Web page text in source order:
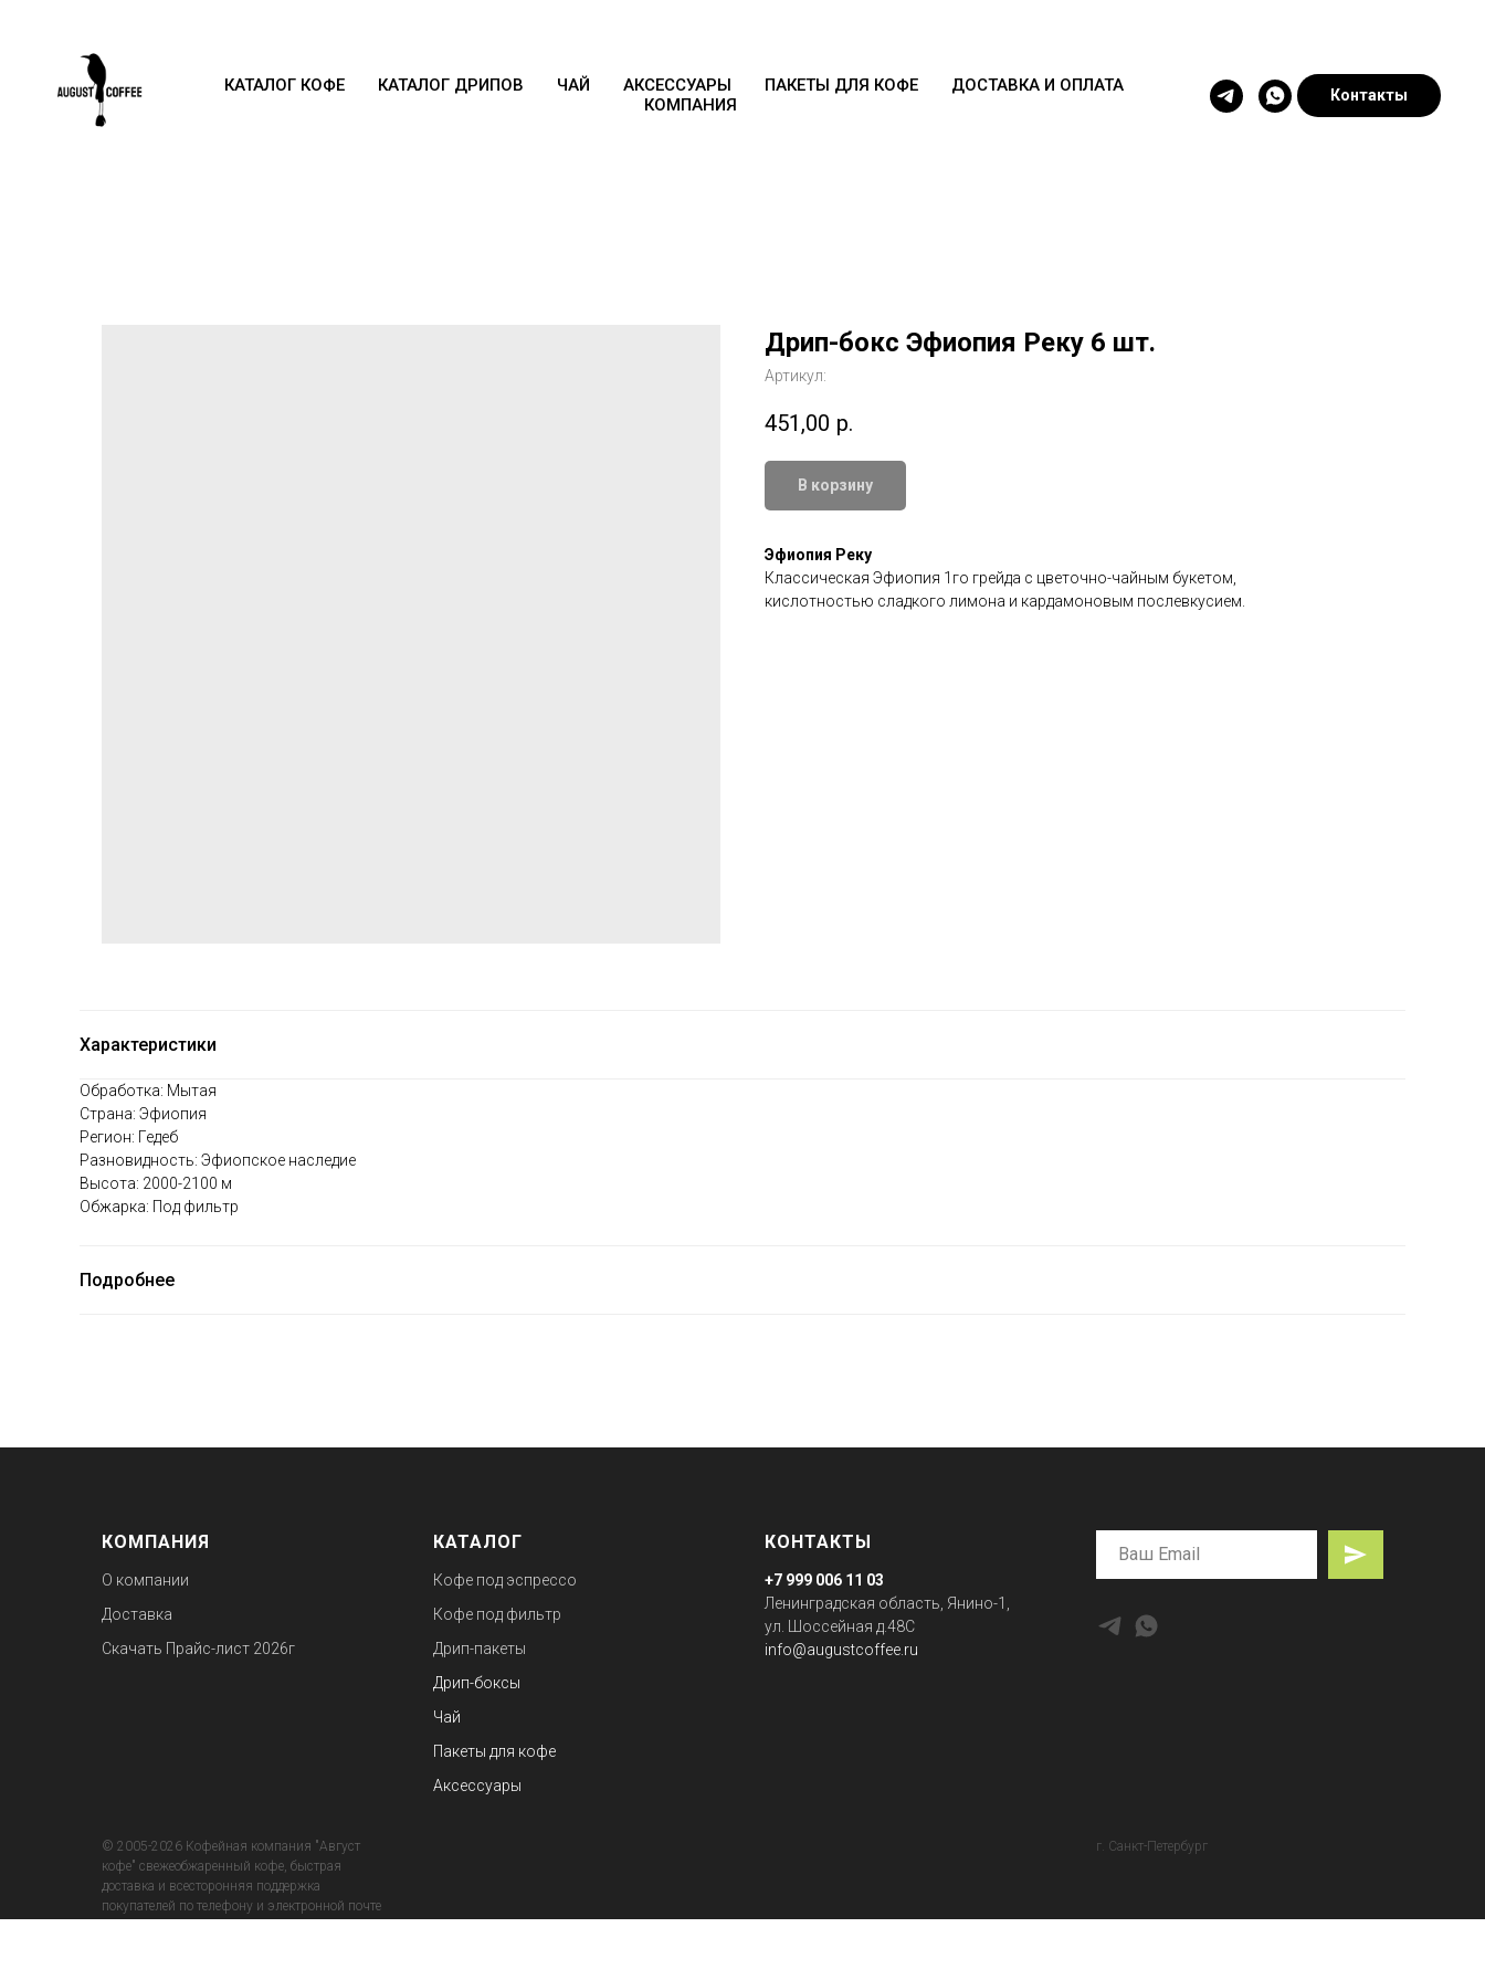
КАТАЛОГ КОФЕ КАТАЛОГ ДРИПОВ ЧАЙ АКСЕССУАРЫ ПАКЕТЫ ДЛЯ КОФЕ
ДОСТАВКА И ОПЛАТА
КОМПАНИЯ
Контакты
Дрип-бокс Эфиопия Реку 6 шт.
Артикул:
451,00 р.
В корзину
Эфиопия Реку
Классическая Эфиопия 1го грейда с цветочно-чайным букетом,
кислотностью сладкого лимона и кардамоновым послевкусием.
Характеристики
Обработка: Мытая
Страна: Эфиопия
Регион: Гедеб
Разновидность: Эфиопское наследие
Высота: 2000-2100 м
Обжарка: Под фильтр
Подробнее
КОМПАНИЯ
О компании
Доставка
Скачать Прайс-лист 2026г
КАТАЛОГ
Кофе под эспрессо
Кофе под фильтр
Дрип-пакеты
Дрип-боксы
Чай
Пакеты для кофе
Аксессуары
КОНТАКТЫ
+7 999 006 11 03
Ленинградская область, Янино-1,
ул. Шоссейная д.48С
info@augustcoffee.ru
© 2005-2026 Кофейная компания "Август
кофе" свежеобжаренный кофе, быстрая
доставка и всесторонняя поддержка
покупателей по телефону и электронной почте
г. Санкт-Петербург